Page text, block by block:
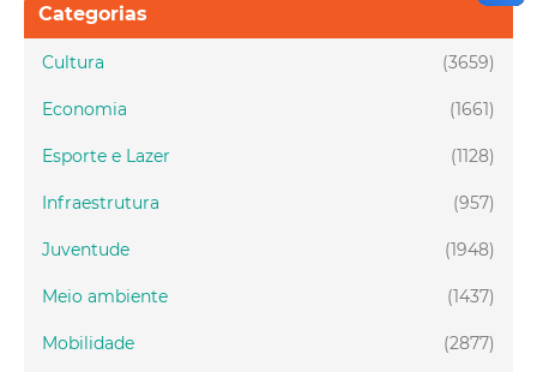
Categorias
(3659)
Cultura
(1661)
Economia
(1128)
Esporte e Lazer
(957)
Infraestrutura
(1948)
Juventude
(1437)
Meio ambiente
(2877)
Mobilidade